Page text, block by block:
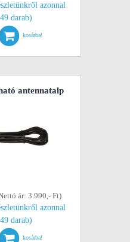
azonnal
darab)
kosárba!
antennatalp
ár: 3.990,- Ft)
azonnal
darab)
kosárba!